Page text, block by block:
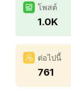
โพสต์
1.0K
ต่อไปนี้
761